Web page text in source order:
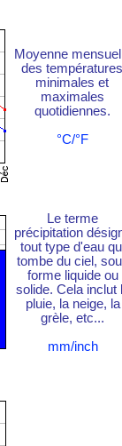
Moyenne
des températures
minimales et
maximales
quotidiennes.
°C/°F
Le terme
précipitation
tout type d'eau
tombe du ciel,
forme liquide ou
solide. Cela inclut
pluie, la neige, la
grèle, etc...
mm/inch